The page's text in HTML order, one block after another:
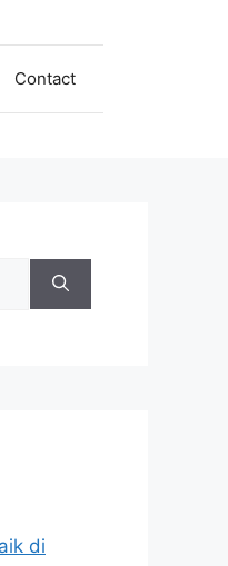
Contact
di